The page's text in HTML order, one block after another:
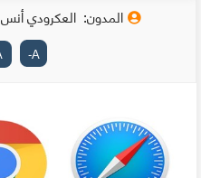
المدون: العكرودي أنس
A
-